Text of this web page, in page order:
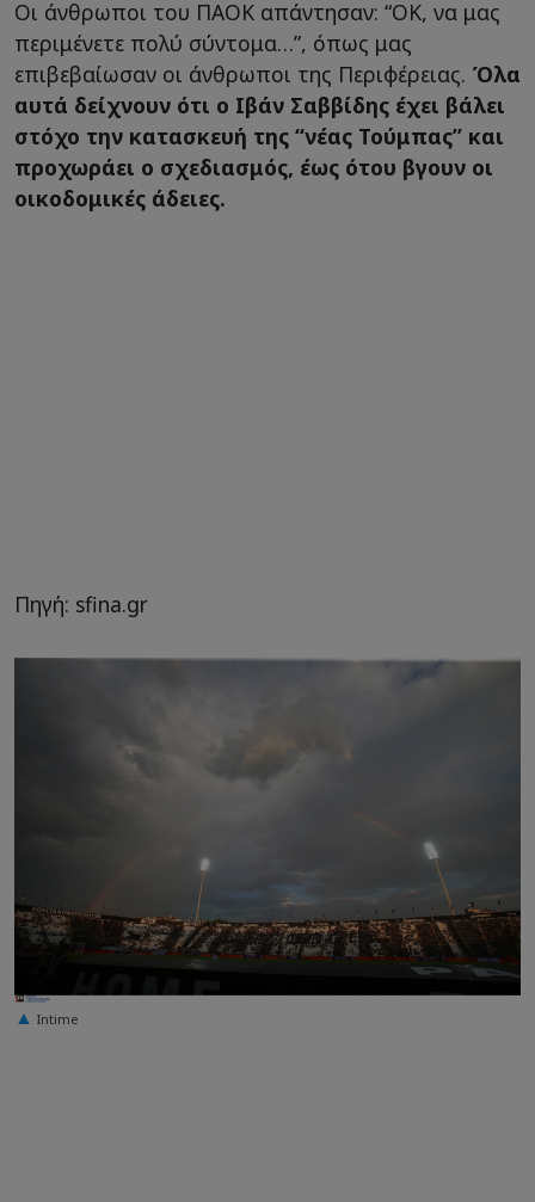
Οι άνθρωποι του ΠΑΟΚ απάντησαν: “ΟΚ, να μας
περιμένετε πολύ σύντομα…”, όπως μας
επιβεβαίωσαν οι άνθρωποι της Περιφέρειας. Όλα
αυτά δείχνουν ότι ο Ιβάν Σαββίδης έχει βάλει
στόχο την κατασκευή της “νέας Τούμπας” και
προχωράει ο σχεδιασμός, έως ότου βγουν οι
οικοδομικές άδειες.
Πηγή: sfina.gr
Intime